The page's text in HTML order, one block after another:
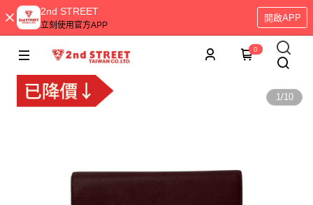
2nd STREET
立刻使用官方APP
開啟APP
0
1/10